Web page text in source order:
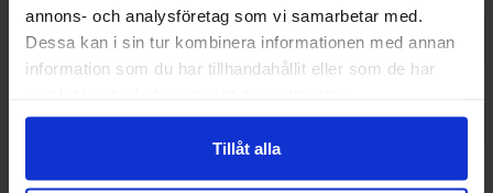
annons- och analysföretag som vi samarbetar med.
Dessa kan i sin tur kombinera informationen med annan
information som du har tillhandahållit eller som de har
Tillåt alla